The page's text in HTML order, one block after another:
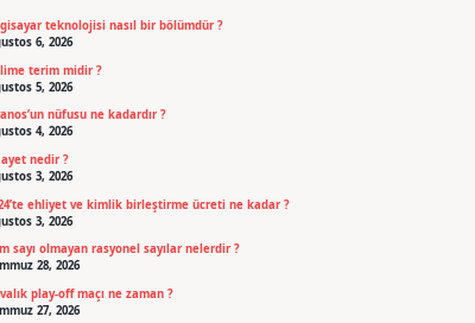
teknolojisi nasıl bir bölümdür ?
6, 2026
terim midir ?
5, 2026
nüfusu ne kadardır ?
4, 2026
ayet nedir ?
3, 2026
ehliyet ve kimlik birleştirme ücreti ne kadar ?
3, 2026
sayı olmayan rasyonel sayılar nelerdir ?
28, 2026
play-off maçı ne zaman ?
27, 2026